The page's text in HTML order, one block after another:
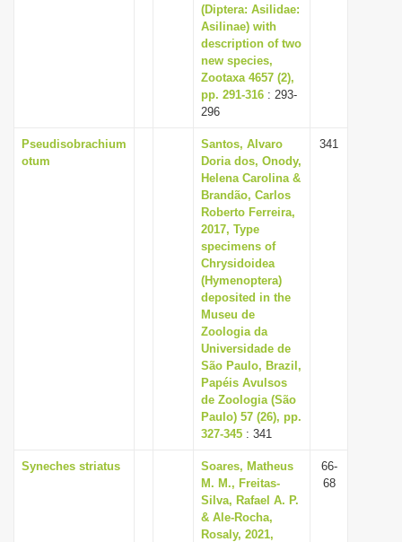
(Diptera: Asilidae:
Asilinae) with
description of two
new species,
Zootaxa 4657 (2),
pp. 291-316 : 293-
296
Pseudisobrachium
otum
Santos, Alvaro
Doria dos, Onody,
Helena Carolina &
Brandão, Carlos
Roberto Ferreira,
2017, Type
specimens of
Chrysidoidea
(Hymenoptera)
deposited in the
Museu de
Zoologia da
Universidade de
São Paulo, Brazil,
Papéis Avulsos
de Zoologia (São
Paulo) 57 (26), pp.
327-345 : 341
341
Syneches striatus
Soares, Matheus
M. M., Freitas-
Silva, Rafael A. P.
& Ale-Rocha,
Rosaly, 2021,
66-
68